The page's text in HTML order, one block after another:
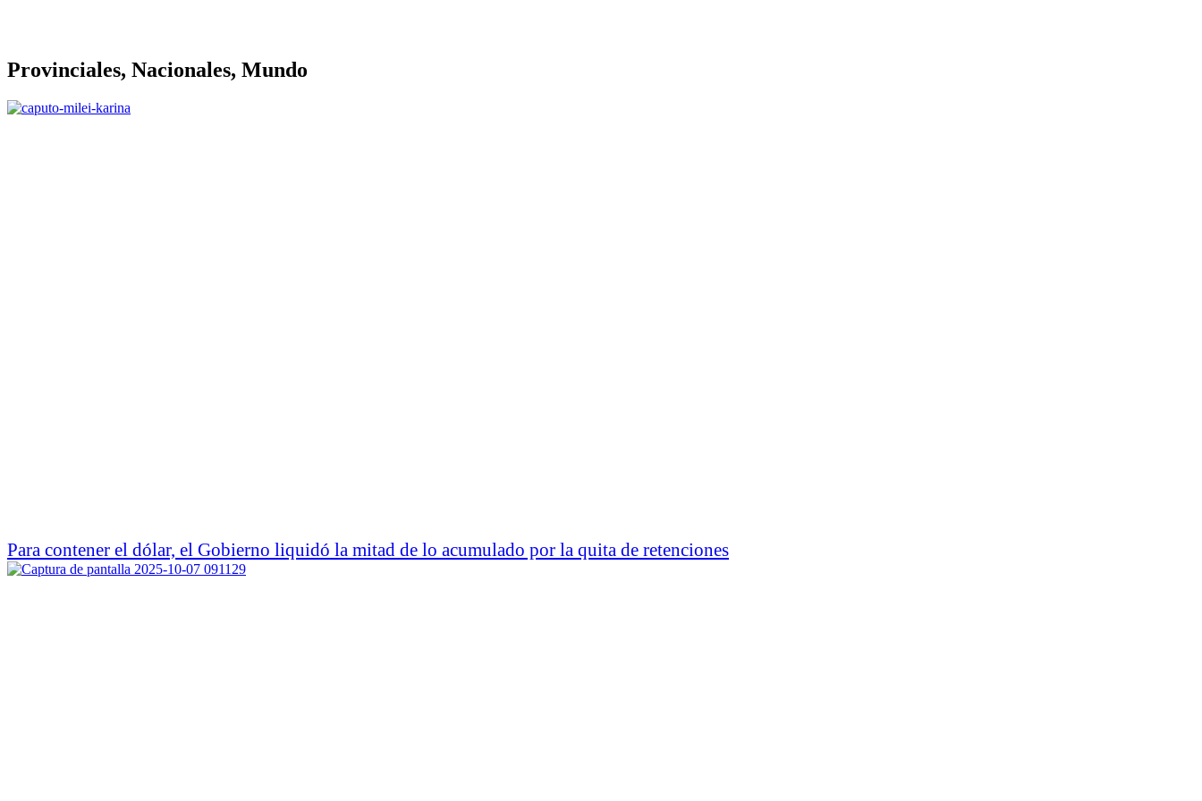
Provinciales, Nacionales, Mundo
Para contener el dólar, el Gobierno liquidó la mitad de lo acumulado por la quita de retenciones